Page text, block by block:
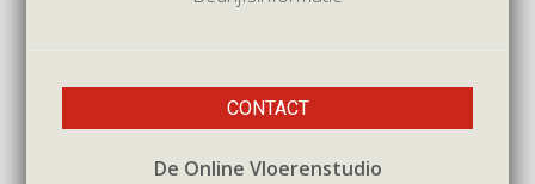
CONTACT
De Online Vloerenstudio